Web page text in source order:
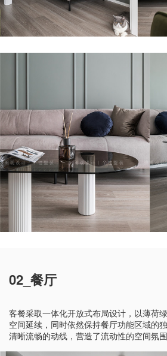
02_餐厅
客餐采取一体化开放式布局设计，以薄荷
空间延续，同时依然保持餐厅功能区域的
清晰流畅的动线，营造了流动性的空间氛围